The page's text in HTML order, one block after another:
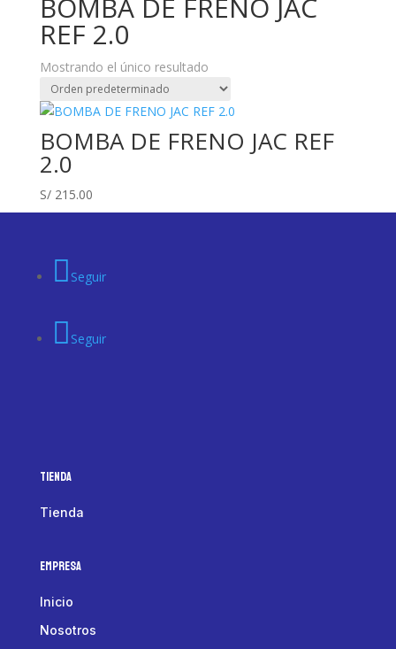
BOMBA DE FRENO JAC
REF 2.0
Mostrando el único resultado
BOMBA DE FRENO JAC REF
2.0
S/215.00
Seguir
Seguir
Tienda
Tienda
Empresa
Inicio
Nosotros